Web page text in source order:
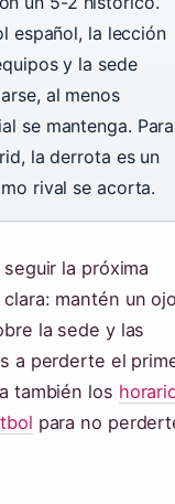
español, la lección
y la sede
al menos
se mantenga. Para
la derrota es un
rival se acorta.
la próxima
mantén un
la sede y las
a perderte el
también los
para no